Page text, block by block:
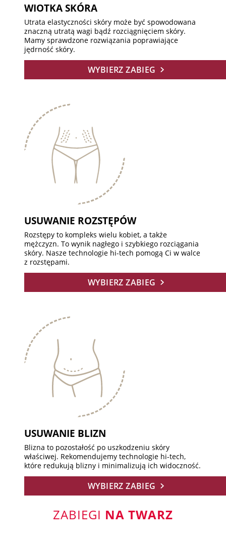
WIOTKA SKÓRA
Utrata elastyczności skóry może być spowodowana
znaczną utratą wagi bądź rozciągnięciem skóry.
Mamy sprawdzone rozwiązania poprawiające
jędrność skóry.
WYBIERZ ZABIEG
USUWANIE ROZSTĘPÓW
Rozstępy to kompleks wielu kobiet, a także
mężczyzn. To wynik nagłego i szybkiego rozciągania
skóry. Nasze technologie hi-tech pomogą Ci w walce
z rozstępami.
WYBIERZ ZABIEG
USUWANIE BLIZN
Blizna to pozostałość po uszkodzeniu skóry
właściwej. Rekomendujemy technologie hi-tech,
które redukują blizny i minimalizują ich widoczność.
WYBIERZ ZABIEG
ZABIEGI NA TWARZ